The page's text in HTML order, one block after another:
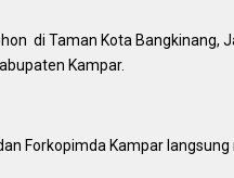
di Taman Kota Bangkinang,
Kampar.
Forkopimda Kampar